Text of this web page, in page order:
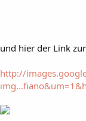
und hier der Link
http://